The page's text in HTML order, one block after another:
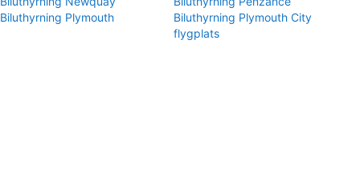
Biluthyrning Plymouth
Biluthyrning Plymouth City
flygplats